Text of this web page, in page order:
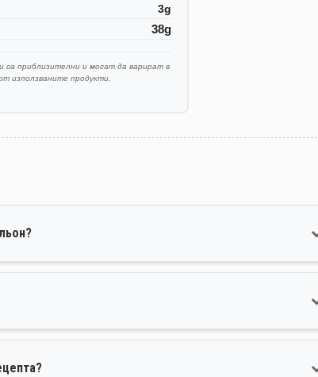
3g
38g
са приблизителни и могат да варират в
използваните продукти.